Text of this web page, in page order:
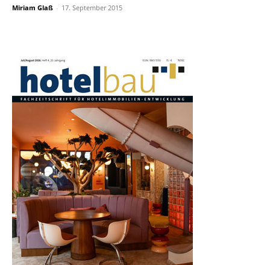
Miriam Glaß - 17. September 2015